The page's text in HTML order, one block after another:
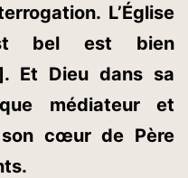
L’Église
bel est bien
. Et Dieu dans sa
médiateur et
cœur de Père